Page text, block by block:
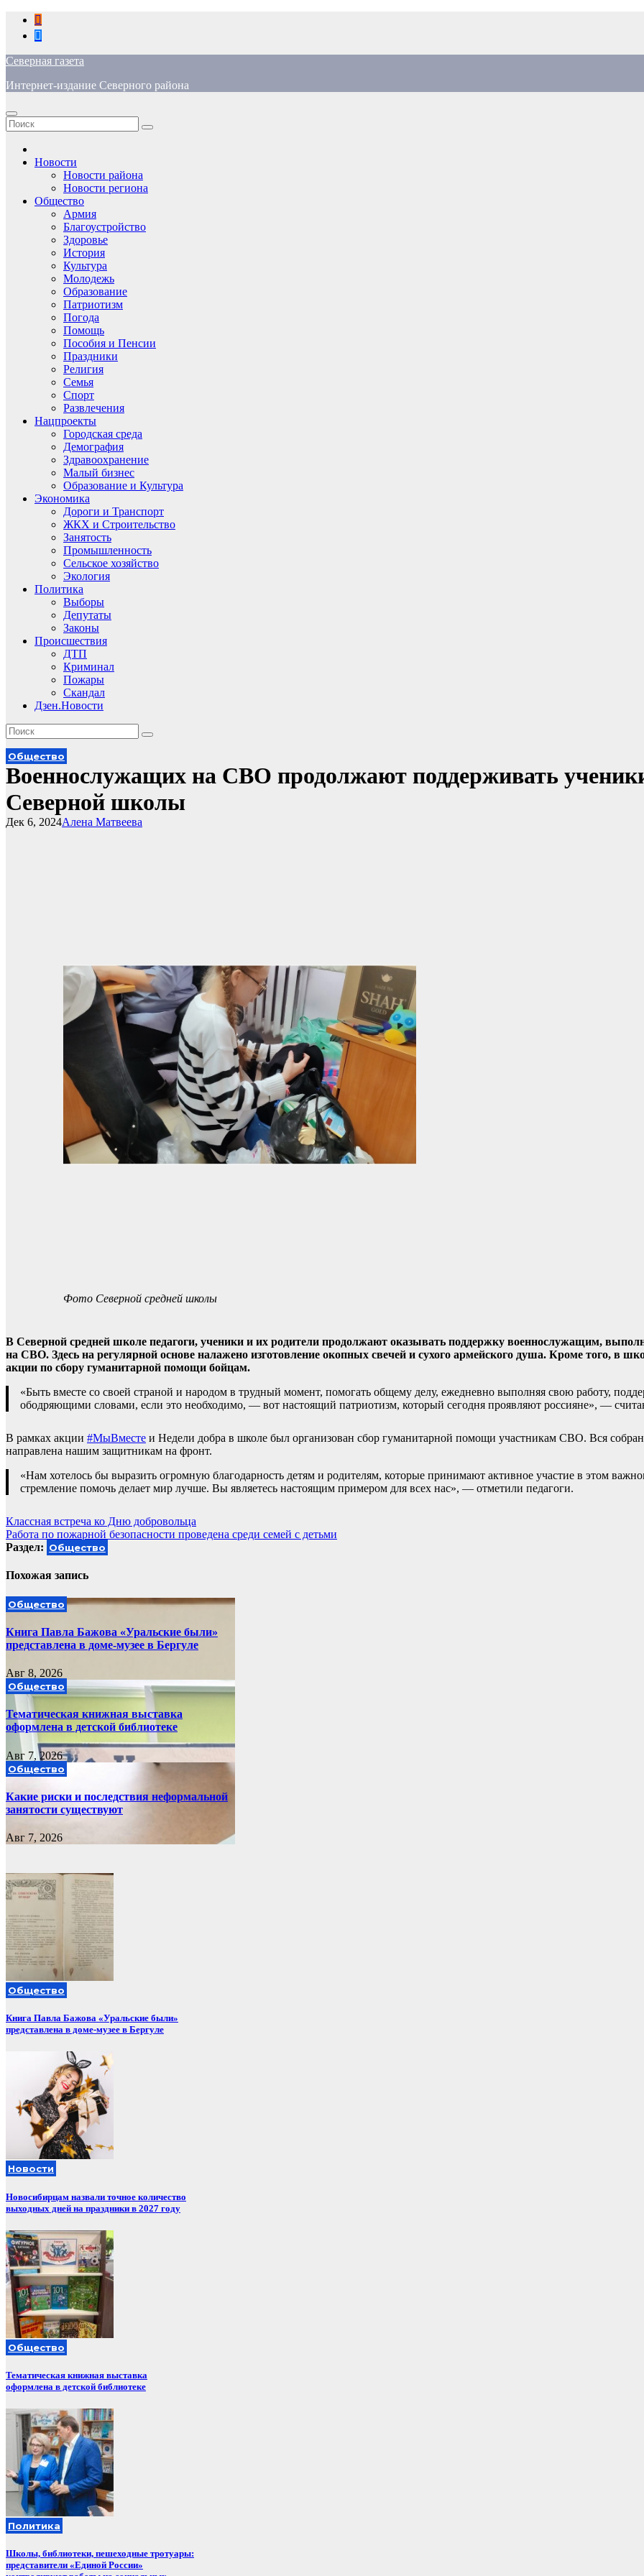
Перейти
содержимому
Северная газета
Интернет-издание Северного района
Новости
Новости района
Новости региона
Общество
Армия
Благоустройство
Здоровье
История
Культура
Молодежь
Образование
Патриотизм
Погода
Помощь
Пособия и Пенсии
Праздники
Религия
Семья
Спорт
Развлечения
Нацпроекты
Городская среда
Демография
Здравоохранение
Малый бизнес
Образование и Культура
Экономика
Дороги и Транспорт
ЖКХ и Строительство
Занятость
Промышленность
Сельское хозяйство
Экология
Политика
Выборы
Депутаты
Законы
Происшествия
ДТП
Криминал
Пожары
Скандал
Дзен.Новости
Общество
Военнослужащих на СВО продолжают поддерживать
Северной школы
Алена Матвеева
Дек 6, 2024
Фото Северной средней школы
В Северной средней школе педагоги, ученики и их родители продолжают оказывать поддержку военнослужащим,
на СВО. Здесь на регулярной основе налажено изготовление окопных свечей и сухого армейского душа. Кроме того, в
акции по сбору гуманитарной помощи бойцам.
«Быть вместе со своей страной и народом в трудный момент, помогать общему делу, ежедневно выполняя свою работу,
ободряющими словами, если это необходимо, — вот настоящий патриотизм, который сегодня проявляют россияне», —
В рамках акции #МыВместе и Недели добра в школе был организован сбор гуманитарной помощи участникам СВО. Вся
направлена нашим защитникам на фронт.
«Нам хотелось бы выразить огромную благодарность детям и родителям, которые принимают активное участие в этом
стремление помочь делает мир лучше. Вы являетесь настоящим примером для всех нас», — отметили педагоги.
Навигация
по
Классная встреча ко Дню добровольца
Работа по пожарной безопасности проведена среди семей с детьми
Раздел: Общество
Похожая запись
Общество
Книга Павла Бажова «Уральские были»
представлена в доме-музее в Бергуле
Авг 8, 2026
Общество
Тематическая книжная выставка
оформлена в детской библиотеке
Авг 7, 2026
Общество
Какие риски и последствия неформальной
занятости существуют
Авг 7, 2026
Общество
Книга Павла Бажова «Уральские были»
представлена в доме-музее в Бергуле
Новости
Новосибирцам назвали точное количество
выходных дней на праздники в 2027 году
Общество
Тематическая книжная выставка
оформлена в детской библиотеке
Политика
Школы, библиотеки, пешеходные тротуары:
представители «Единой России»